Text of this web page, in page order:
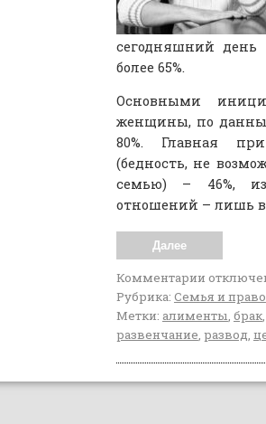
сегодняшний день
более 65%.
Основными
женщины, по
80%. Главная
(бедность, не
семью) – 46%,
отношений – лишь в
Далее
Комментарии
Рубрика: Семья и право
Метки: алименты, брак
развенчание, развод,